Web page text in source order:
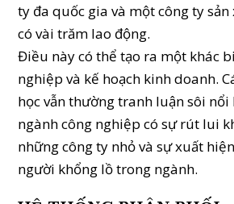
ty đa quốc gia và một công ty
có vài trăm lao động.
Điều này có thể tạo ra một khác
nghiệp và kế hoạch kinh doanh.
học vẫn thường tranh luận sôi
ngành công nghiệp có sự rút lui
những công ty nhỏ và sự xuất
người khổng lồ trong ngành.